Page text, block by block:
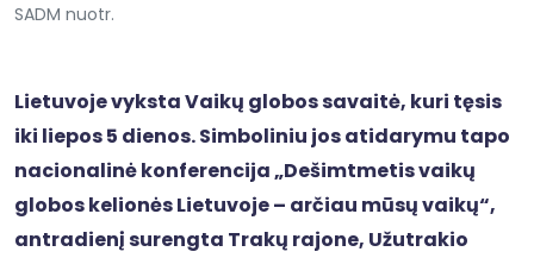
SADM nuotr.
Lietuvoje vyksta Vaikų globos savaitė, kuri tęsis
iki liepos 5 dienos. Simboliniu jos atidarymu tapo
nacionalinė konferencija „Dešimtmetis vaikų
globos kelionės Lietuvoje – arčiau mūsų vaikų“,
antradienį surengta Trakų rajone, Užutrakio